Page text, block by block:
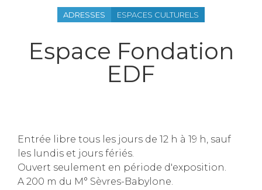
ADRESSES ESPACES CULTURELS
Espace Fondation
EDF
Entrée libre tous les jours de 12 h à 19 h, sauf
les lundis et jours fériés.
Ouvert seulement en période d'exposition.
A 200 m du M° Sèvres-Babylone.